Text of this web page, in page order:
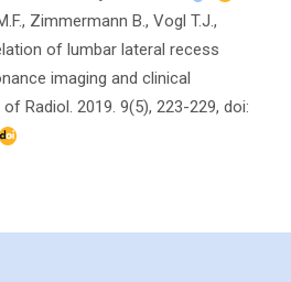
Zimmermann B., Vogl T.J.,
of lumbar lateral recess
imaging and clinical
Radiol. 2019. 9(5), 223-229, doi: